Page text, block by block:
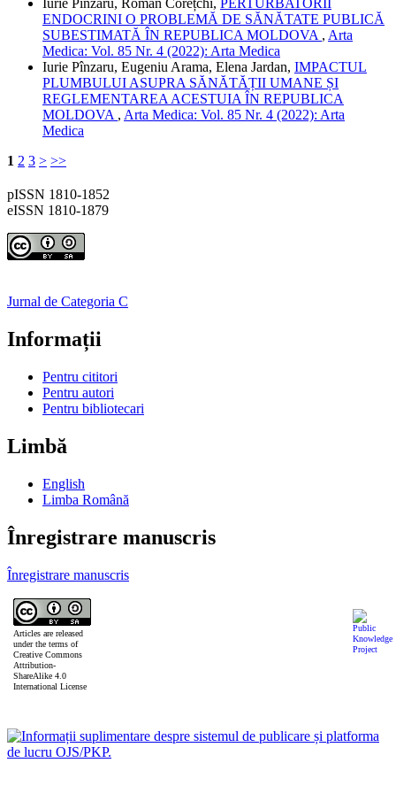
Iurie Pînzaru, Roman Corețchi, PERTURBATORII
ENDOCRINI O PROBLEMĂ DE SĂNĂTATE PUBLICĂ
SUBESTIMATĂ ÎN REPUBLICA MOLDOVA , Arta
Medica: Vol. 85 Nr. 4 (2022): Arta Medica
Iurie Pînzaru, Eugeniu Arama, Elena Jardan, IMPACTUL
PLUMBULUI ASUPRA SĂNĂTĂȚII UMANE ȘI
REGLEMENTAREA ACESTUIA ÎN REPUBLICA
MOLDOVA , Arta Medica: Vol. 85 Nr. 4 (2022): Arta
Medica
1 2 3 > >>
pISSN 1810-1852
eISSN 1810-1879
Jurnal de Categoria C
Informații
Pentru cititori
Pentru autori
Pentru bibliotecari
Limbă
English
Limba Română
Înregistrare manuscris
Înregistrare manuscris
Articles are released
under the terms of
Creative Commons
Attribution-
ShareAlike 4.0
International License